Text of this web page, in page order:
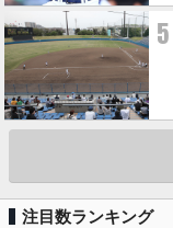
5
注目数ランキング